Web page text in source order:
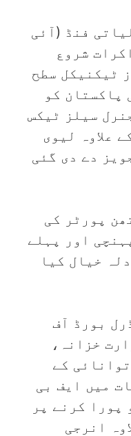
فنڈ (آئی
شروع
ٹیکنیکل سطح
پاکستان کو
سیلز ٹیکس
علاوہ لیوی
تجویز دے دی گئی
پورٹر کی
اور پہلے
خیال کیا
بورڈ آف
خزانہ،
کے
میں ایف بی
پورا کرنے پر
انرجی